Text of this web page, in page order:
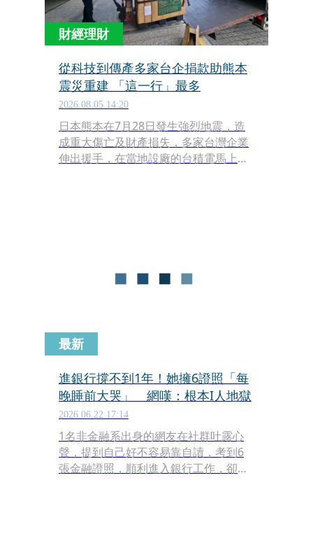
財經理財
從科技到傳產多家台企捐款助熊本
震災重建 「這一行」最多
2026.08.05 14:20
日本熊本在7月28日發生強烈地震，造
成重大傷亡及財產損失，多家台灣企業
伸出援手，在當地設廠的台積電馬上宣
最新
進銀行撐不到1年！她擁6證照「每
晚睡前大哭」 網嘆：根本I人地獄
2026.06.22 17:14
1名非金融系出身的網友在社群吐露心
聲，提到自己好不容易靠自讀，考到6
張金融證照，順利進入銀行工作，卻因